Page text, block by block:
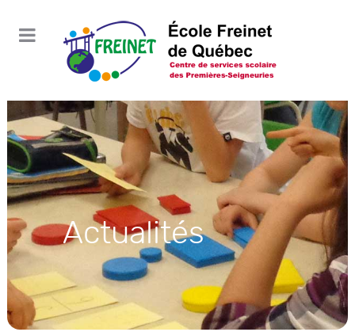
Actualités